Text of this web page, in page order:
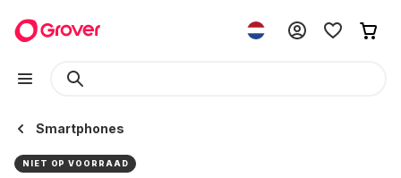
Smartphones
NIET OP VOORRAAD